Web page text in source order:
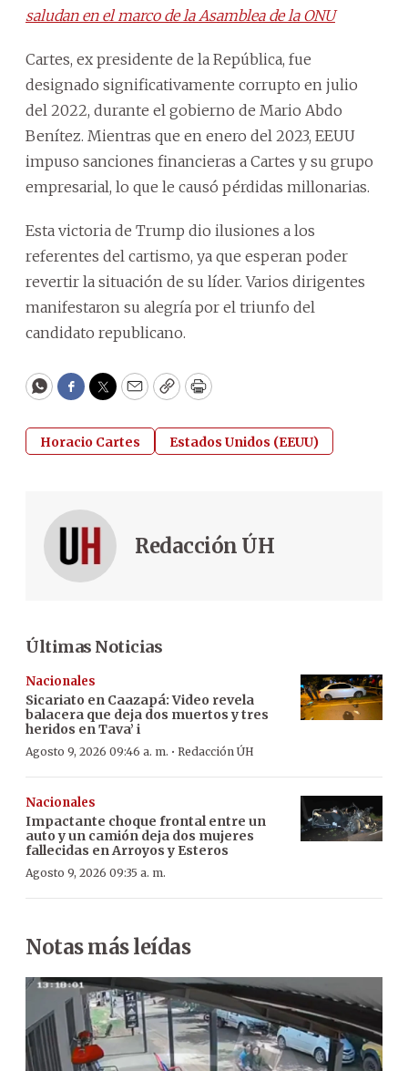
saludan en el marco de la Asamblea de la ONU
Cartes, ex presidente de la República, fue
designado significativamente corrupto en julio
del 2022, durante el gobierno de Mario Abdo
Benítez. Mientras que en enero del 2023, EEUU
impuso sanciones financieras a Cartes y su grupo
empresarial, lo que le causó pérdidas millonarias.
Esta victoria de Trump dio ilusiones a los
referentes del cartismo, ya que esperan poder
revertir la situación de su líder. Varios dirigentes
manifestaron su alegría por el triunfo del
candidato republicano.
WhatsApp
Facebook
Twitter
EmailCopyPrint
Horacio Cartes Estados Unidos (EEUU)
Redacción ÚH
Últimas Noticias
Nacionales
Sicariato en Caazapá: Video revela
balacera que deja dos muertos y tres
heridos en Tava’ i
Agosto 9, 2026 09:46 a. m. · Redacción ÚH
Nacionales
Impactante choque frontal entre un
auto y un camión deja dos mujeres
fallecidas en Arroyos y Esteros
Agosto 9, 2026 09:35 a. m.
Notas más leídas